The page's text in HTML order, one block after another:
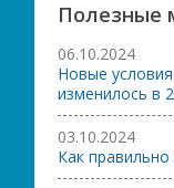
Полезные
06.10.2024
Новые
изменилось в
03.10.2024
Как